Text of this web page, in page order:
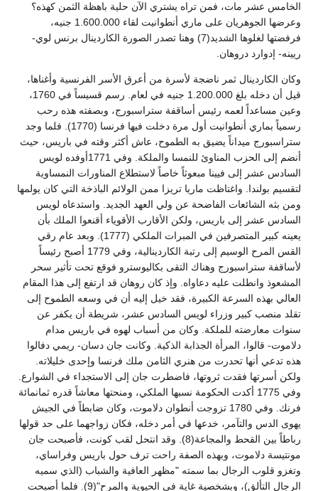
الخامس عشر مات، فمن تراه يشتري الآن حلية باهظة الثمن كهذه؟
وعرضها الجوهريان على ماري أنطوانيت لقاء 1.600.000 جنيه،
فرفضتها لغلوها الشديد(7) وهنا تصدر الصورة الكاردينال برنس لوي-
ريينه- إدوارد دروهان.
وكان الكاردينال ثمر ناضجة لأسرة من أعرق الأسر الفرنسية وأغناها،
قيل أن دخله بلغ 1.200.000 جنيه في لعام. رسم قسيساً في 1760،
وعين مساعداً لعمه رئيس أساقفة ستراسبورج، وبصفته هذه رحب
رسمياً بماري أنطوانيت أول مرة دخلت فيها فرنسا (1770). فلما وجد
ستراسبورج ميداناً يضيق به الطموح، عاش أكثر وقته في باريس، حيث
أنضم إلى الحزب المناوئ للنمسا والملكة. وفي 1771أوفده لويس
السادس عشر إلى فيينا مبعوثاً خاصاً لاستطلاع المناورات النمساوية
لتقسيم بولندا. واغتاظت ماريا تريزا ممن الولائم الباذخة التي كان يولمها
ومن بثه الشائعات الفاضحة عن ولي العهد الجديد. واستدعاه لويس
السادس عشر إلى باريس، ولكن الأقارب الأقوياء أقنعوا الملك بأن
يعينه كبير المتصرفين في المبرات الملكي (1777). وبعد عام رقي
القس المرح الوسيم إلى رتبة الكاردينالية، وفي 1779 أصبح رئيساً
لأساقفة ستراسبورج وهناك التقى بكاليوسترو فوقع تحت تأثير سحر
المشعوذ وانطلت عليه دعاواه. وإذ كان روهان قد ارتفع إلى هذا المقام
العالي بهذه السرعة الكبيرة، فقد خيل إليه أن في وسعه الطموح إلى
تقلد منصب كبير وزراء لويس السادس عشر، شريطة أن يكفر عن
سنوات معارضته للملكة. وكان من أسباب لهوه في باريس مدام
دلاموت- قالوا، المرأة الجذابة الذكية. وكانت جان دسان- ريمي دفالوا
هذه تدعي أنها تحدرت من هنري الثامن ملك فرنسا وإحدى خليلاته.
ولكن أسرتها فقدت ثروتها، فاضطرت جان إلى الاستجداء في الشوارع.
وفي 1775 أكدت الحكومة نسبها الملكي، ومنحتها معاشاً قدره ثمانمائة
فرنك. وفي 1780 تزوجت أنطوان دلاموت، وكان ضابطاً في الجيش
يهوى الدس والتآمر، خدعها في أمر دخله، فكان زواجهما على حد قولها
رباطاً بين القحط والمجاعة(8). وقد انتحل لقب كونت، فأصبحت جان
مونتيسة دلاموت، وبهذه الصفة راحت ترف حول باريس وفراساي،
وتغزو قلوب الرجال بما سمته "مظهر العافية والشباب (الذي سميه
الرجال التألق)، وبشخصية غاية في الحيوية والمرح"(9). فلما أصبحت